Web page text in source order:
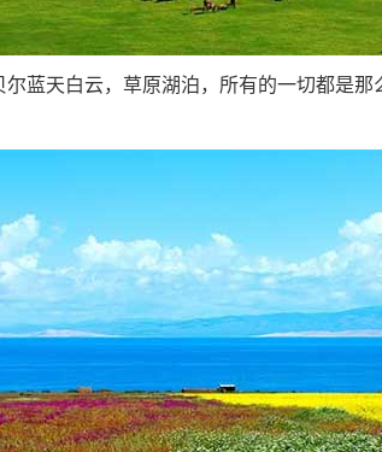
天白云，草原湖泊，所有的一切都是那